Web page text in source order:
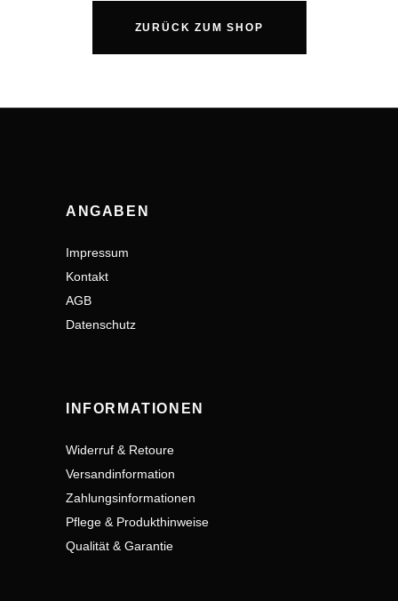
ZURÜCK ZUM SHOP
ANGABEN
Impressum
Kontakt
AGB
Datenschutz
INFORMATIONEN
Widerruf & Retoure
Versandinformation
Zahlungsinformationen
Pflege & Produkthinweise
Qualität & Garantie